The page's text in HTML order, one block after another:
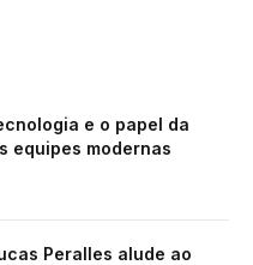
e o papel da
equipes modernas
Peralles alude ao